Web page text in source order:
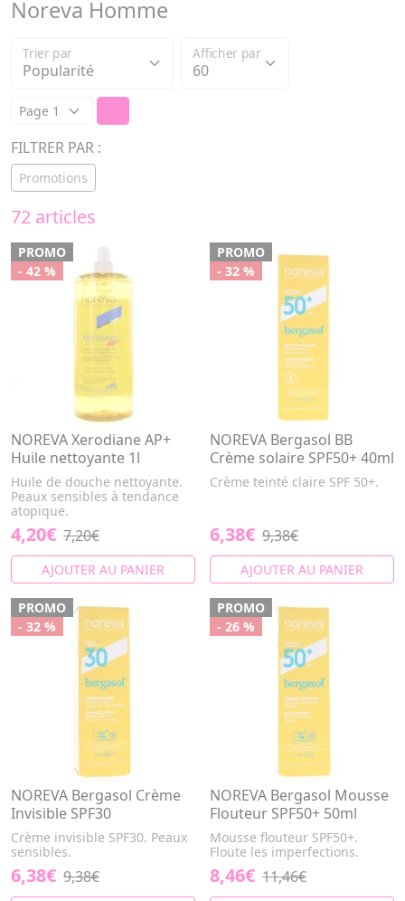
Noreva Homme
Trier par Afficher par
FILTRER PAR :
Promotions
72 articles
PROMO
- 42 %
NOREVA Xerodiane AP+
Huile nettoyante 1l
Huile de douche nettoyante.
Peaux sensibles à tendance
atopique.
4,20€ 7,20€
AJOUTER AU PANIER
PROMO
- 32 %
NOREVA Bergasol BB
Crème solaire SPF50+ 40ml
Crème teinté claire SPF 50+.
6,38€ 9,38€
AJOUTER AU PANIER
PROMO
- 32 %
NOREVA Bergasol Crème
Invisible SPF30
Crème invisible SPF30. Peaux
sensibles.
6,38€ 9,38€
PROMO
- 26 %
NOREVA Bergasol Mousse
Flouteur SPF50+ 50ml
Mousse flouteur SPF50+.
Floute les imperfections.
8,46€ 11,46€